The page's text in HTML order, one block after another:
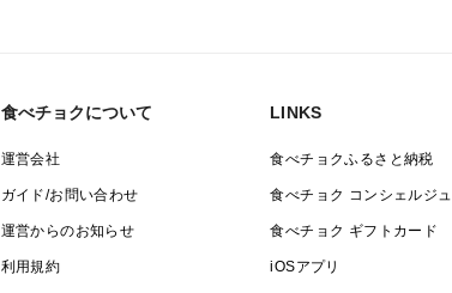
食べチョクについて
運営会社
ガイド/お問い合わせ
運営からのお知らせ
利用規約
LINKS
食べチョクふるさと納税
食べチョク コンシェルジュ
食べチョク ギフトカード
iOSアプリ